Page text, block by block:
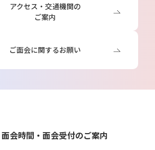
アクセス・交通機関の
ご案内
ご面会に関するお願い
面会時間・面会受付のご案内